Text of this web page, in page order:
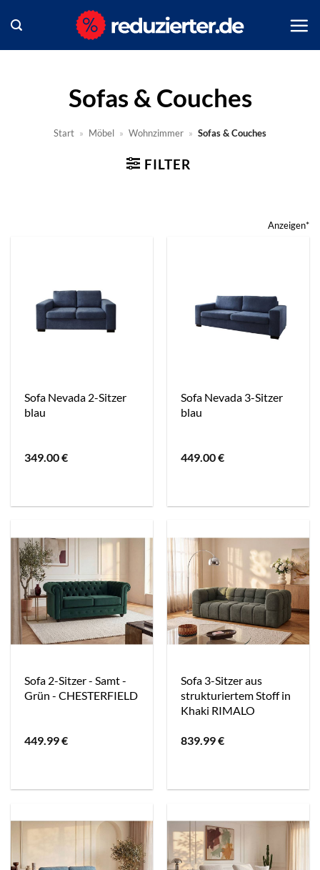
Inhalt
springen
Sofas & Couches
Start » Möbel » Wohnzimmer » Sofas & Couches
FILTER
Anzeigen*
Sofa Nevada 2-Sitzer
blau
349.00€
Sofa Nevada 3-Sitzer
blau
449.00€
Sofa 2-Sitzer - Samt -
Grün - CHESTERFIELD
449.99€
Sofa 3-Sitzer aus
strukturiertem Stoff in
Khaki RIMALO
839.99€